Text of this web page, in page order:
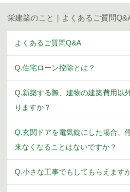
栄建築のこと｜よくあるご質問
よくあるご質問Q&A
Q.住宅ローン控除とは？
Q.新築する際、建物の建築費用以
りますか？
Q.玄関ドアを電気錠にした場合、
来なくなることはないですか？
Q.小さな工事でもしてもらえます